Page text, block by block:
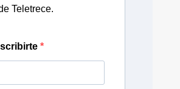
Teletrece.